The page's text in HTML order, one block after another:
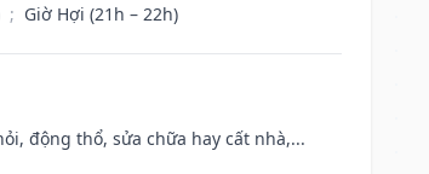
; Giờ Hợi (21h – 22h)
động thổ, sửa chữa hay cất nhà,...